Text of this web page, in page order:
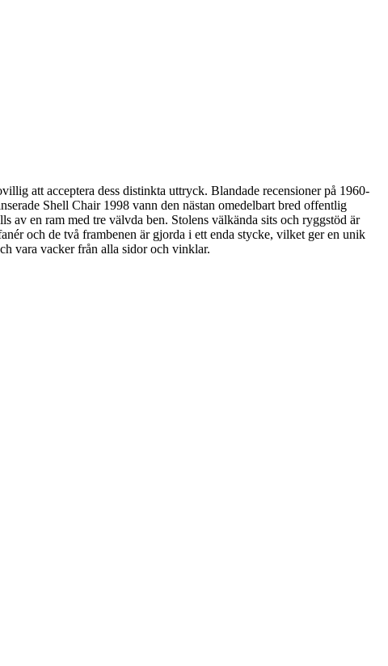
att acceptera dess distinkta uttryck. Blandade recensioner på 1960-
Shell Chair 1998 vann den nästan omedelbart bred offentlig
av en ram med tre välvda ben. Stolens välkända sits och ryggstöd är
och de två frambenen är gjorda i ett enda stycke, vilket ger en unik
vara vacker från alla sidor och vinklar.